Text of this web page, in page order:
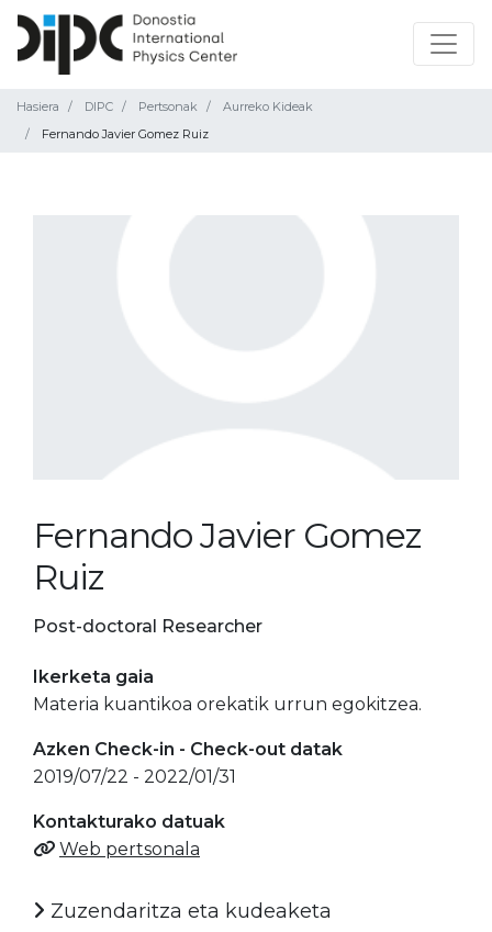
Hasiera DIPC Pertsonak
Aurreko Kideak
Fernando Javier Gomez Ruiz
Fernando Javier Gomez
Ruiz
Post-doctoral Researcher
Ikerketa gaia
Materia kuantikoa orekatik urrun egokitzea.
Azken Check-in - Check-out datak
2019/07/22 - 2022/01/31
Kontakturako datuak
Web pertsonala
Zuzendaritza eta kudeaketa